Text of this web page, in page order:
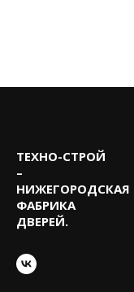
ТЕХНО-CТРОЙ
–
НИЖЕГОРОДСКАЯ
ФАБРИКА
ДВЕРЕЙ.